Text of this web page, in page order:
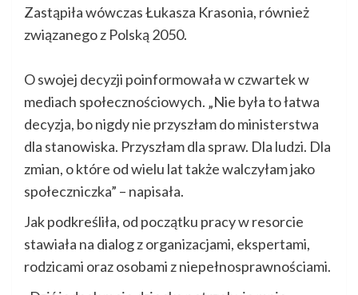
Zastąpiła wówczas Łukasza Krasonia, również
związanego z Polską 2050.
O swojej decyzji poinformowała w czwartek w
mediach społecznościowych. „Nie była to łatwa
decyzja, bo nigdy nie przyszłam do ministerstwa
dla stanowiska. Przyszłam dla spraw. Dla ludzi. Dla
zmian, o które od wielu lat także walczyłam jako
społeczniczka” – napisała.
Jak podkreśliła, od początku pracy w resorcie
stawiała na dialog z organizacjami, ekspertami,
rodzicami oraz osobami z niepełnosprawnościami.